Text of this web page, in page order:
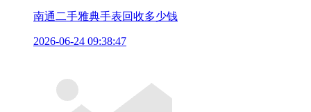
南通二手雅典手表回收多少钱
2026-06-24 09:38:47